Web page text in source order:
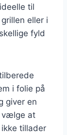
til
eller i
fyld
i folie på
giver en
vælge at
tillader